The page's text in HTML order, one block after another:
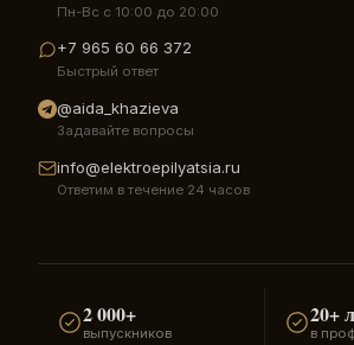
Пн-Вс с 10:00 до 20:00
+7 965 60 66 372
Быстрый ответ
@aida_khazieva
Задавайте вопросы
info@elektroepilyatsia.ru
Ответим в течение 24 часов
2 000+
выпускников
20+
в